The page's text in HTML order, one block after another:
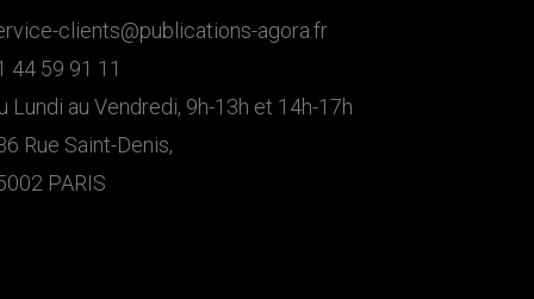
clients@publications-agora.fr
44 59 91 11
Lundi au Vendredi, 9h-13h et 14h-17h
Rue Saint-Denis,
PARIS